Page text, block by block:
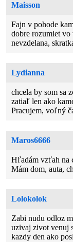
Maisson
Fajn v pohode
dobre rozumiet vo
nevzdelana,
Lydianna
chcela by som sa
zatiaľ len ako
Pracujem, voľný
Maros6666
Hľadám vzťah na
Mám dom, auta,
Lolokolok
Zabi nudu odloz
uzivaj zivot venuj
kazdy den ako